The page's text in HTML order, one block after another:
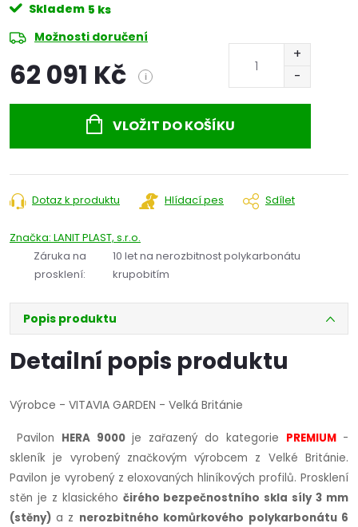
Skladem 5 ks
Možnosti doručení
62 091 Kč i
VLOŽIT DO KOŠÍKU
Dotaz k produktu Hlídací pes Sdílet
Značka: LANIT PLAST, s.r.o.
Záruka na
prosklení:
10 let na nerozbitnost polykarbonátu
krupobitím
Popis produktu
Detailní popis produktu
Výrobce - VITAVIA GARDEN - Velká Británie
Pavilon HERA 9000 je zařazený do kategorie PREMIUM -
skleník je vyrobený značkovým výrobcem z Velké Británie.
Pavilon je vyrobený z eloxovaných hliníkových profilů.Prosklení
stěn je z klasického čirého bezpečnostního skla síly 3 mm
(stěny) a z nerozbitného komůrkového polykarbonátu 6